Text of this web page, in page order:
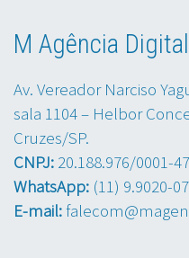
M Agência Digital
Av. Vereador Narciso
sala 1104 – Helbor
Cruzes/SP.
CNPJ: 20.188.976/0001-47
WhatsApp: (11) 9.9020-
E-mail: